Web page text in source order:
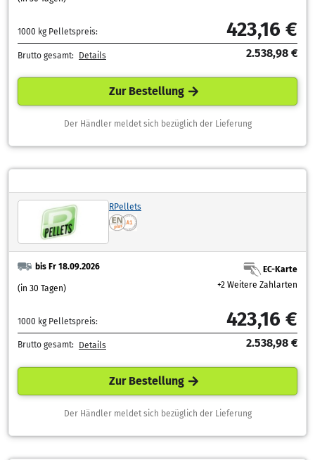
1000 kg Pelletspreis: 423,16 €
Brutto gesamt: Details 2.538,98 €
Zur Bestellung
Der Händler meldet sich bezüglich der Lieferung
RPellets
bis Fr 18.09.2026
(in 30 Tagen)
EC-Karte
+2 Weitere Zahlarten
1000 kg Pelletspreis: 423,16 €
Brutto gesamt: Details 2.538,98 €
Zur Bestellung
Der Händler meldet sich bezüglich der Lieferung